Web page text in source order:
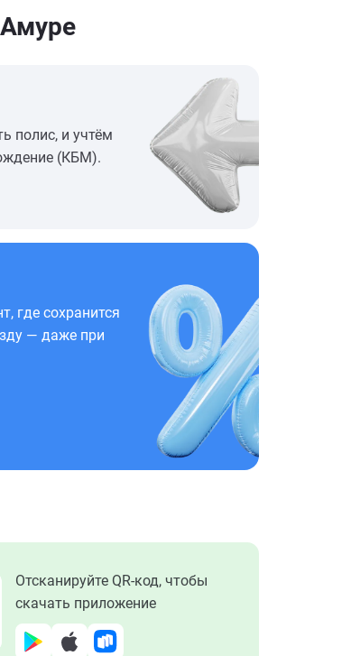
полис, и учтём
(КБМ).
где сохранится
— даже при
Отсканируйте QR-код, чтобы
скачать приложение